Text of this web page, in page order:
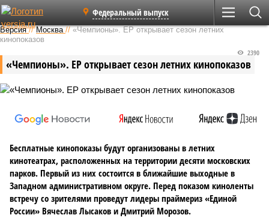
Федеральный выпуск
Версия //Москва //«Чемпионы». ЕР открывает сезон летних
кинопоказов
«Чемпионы». ЕР открывает сезон летних кинопоказов
2390
Бесплатные кинопоказы будут организованы в летних
кинотеатрах, расположенных на территории десяти московских
парков. Первый из них состоится в ближайшие выходные в
Западном административном округе. Перед показом киноленты
встречу со зрителями проведут лидеры праймериз «Единой
России» Вячеслав Лысаков и Дмитрий Морозов.